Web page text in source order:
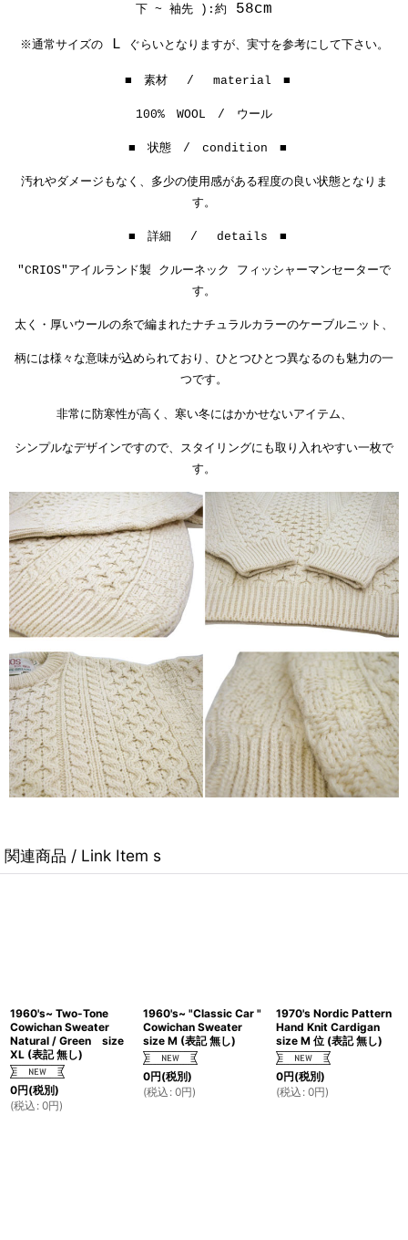
下 ~ 袖先 ):約
58cm
※通常サイズのL ぐらいとなりますが、実寸を参考にして下さい。
■ 素材 / material ■
100% WOOL / ウール
■ 状態 / condition ■
汚れやダメージもなく、多少の使用感がある程度の良い状態となりま
す。
■ 詳細 / details ■
"CRIOS"アイルランド製 クルーネック フィッシャーマンセーターで
す。
太く・厚いウールの糸で編まれたナチュラルカラーのケーブルニット、
柄には様々な意味が込められており、ひとつひとつ異なるのも魅力の一
つです。
非常に防寒性が高く、寒い冬にはかかせないアイテム、
シンプルなデザインですので、スタイリングにも取り入れやすい一枚で
す。
関連商品 / Link Item s
1960's~ Two-Tone
Cowichan Sweater
Natural / Green size
XL (表記 無し)
0円(税別)
(税込 : 0円)
1960's~ "Classic Car "
Cowichan Sweater
size M (表記 無し)
0円(税別)
(税込 : 0円)
1970's Nordic Pattern
Hand Knit Cardigan
size M 位 (表記 無し)
0円(税別)
(税込 : 0円)